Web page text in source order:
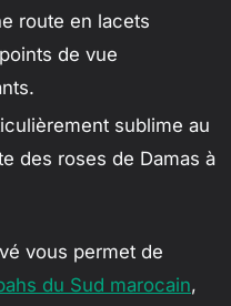
route en lacets
de vue
sublime au
des roses de Damas à
vous permet de
du Sud marocain,